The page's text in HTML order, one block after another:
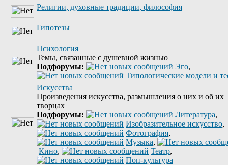
Религии, духовные традиции, философия
Гипотезы
Психология
Темы, связанные с душевной жизнью
Подфорумы:
Эго,
Типологические модели и
Искусства
Произведения искусства, размышления о них и об их
творцах
Подфорумы:
Литература,
Изобразительное искусство,
Фотография,
Музыка,
Кино, Театр,
Поп-культура